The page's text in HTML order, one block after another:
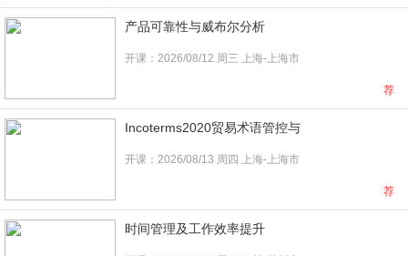
产品可靠性与威布尔分析
开课：2026/08/12 周三 上海-上海市
荐
Incoterms2020贸易术语管控与
开课：2026/08/13 周四 上海-上海市
荐
时间管理及工作效率提升